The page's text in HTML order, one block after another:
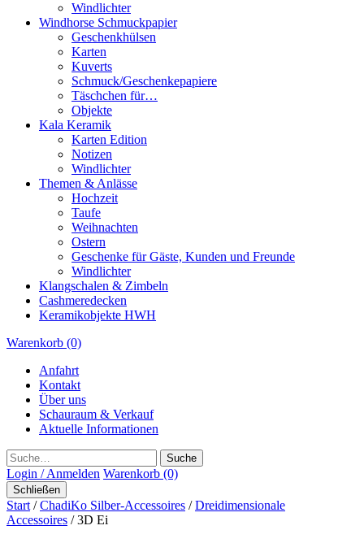
Windlichter
Windhorse Schmuckpapier
Geschenkhülsen
Karten
Kuverts
Schmuck/Geschenkepapiere
Täschchen für…
Objekte
Kala Keramik
Karten Edition
Notizen
Windlichter
Themen & Anlässe
Hochzeit
Taufe
Weihnachten
Ostern
Geschenke für Gäste, Kunden und Freunde
Windlichter
Klangschalen & Zimbeln
Cashmeredecken
Keramikobjekte HWH
Warenkorb (0)
Anfahrt
Kontakt
Über uns
Schauraum & Verkauf
Aktuelle Informationen
Suche
Login / Anmelden Warenkorb (0)
Schließen
Start /ChadiKo Silber-Accessoires /Dreidimensionale
Accessoires / 3D Ei